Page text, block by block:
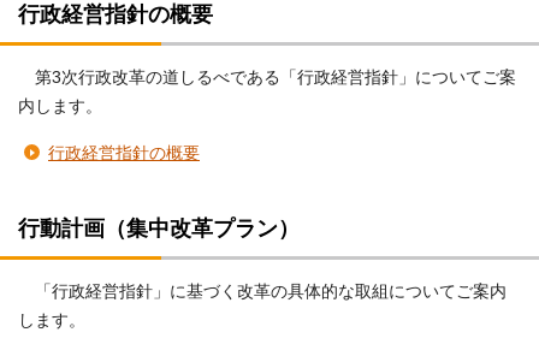
行政経営指針の概要
第3次行政改革の道しるべである「行政経営指針」についてご案
内します。
行政経営指針の概要
行動計画（集中改革プラン）
「行政経営指針」に基づく改革の具体的な取組についてご案内
します。